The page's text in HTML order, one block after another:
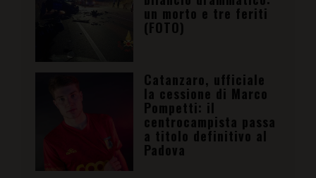
un morto e tre feriti
(FOTO)
Catanzaro, ufficiale
la cessione di Marco
Pompetti: il
centrocampista passa
a titolo definitivo al
Padova